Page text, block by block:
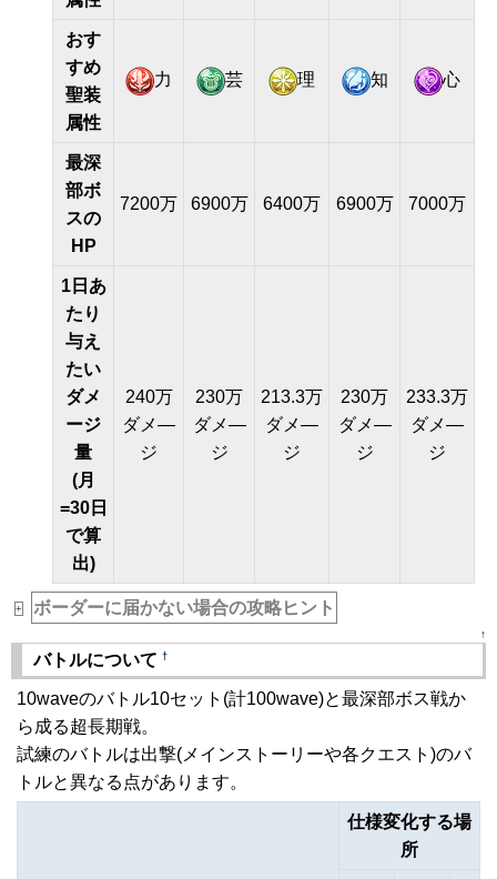
おす
すめ
聖装
属性
力 芸 理 知 心
最深
部ボ
スの
HP
7200万 6900万 6400万 6900万 7000万
1日あ
たり
与え
たい
ダメ
ージ
量
(月
=30日
で算
出)
240万
ダメ―
ジ
230万
ダメ―
ジ
213.3万
ダメ―
ジ
230万
ダメ―
ジ
233.3万
ダメ―
ジ
+ ボーダーに届かない場合の攻略ヒント
↑
バトルについて †
10waveのバトル10セット(計100wave)と最深部ボス戦か
ら成る超長期戦。
試練のバトルは出撃(メインストーリーや各クエスト)のバ
トルと異なる点があります。
仕様変化する場
所